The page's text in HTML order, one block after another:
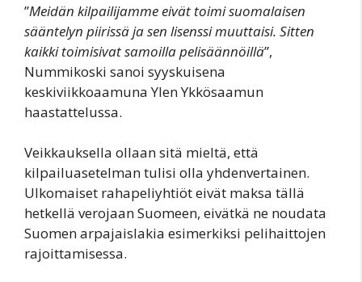
”Meidän kilpailijamme eivät toimi suomalaisen
sääntelyn piirissä ja sen lisenssi muuttaisi. Sitten
kaikki toimisivat samoilla pelisäännöillä”,
Nummikoski sanoi syyskuisena
keskiviikkoaamuna Ylen Ykkösaamun
haastattelussa.
Veikkauksella ollaan sitä mieltä, että
kilpailuasetelman tulisi olla yhdenvertainen.
Ulkomaiset rahapeliyhtiöt eivät maksa tällä
hetkellä verojaan Suomeen, eivätkä ne noudata
Suomen arpajaislakia esimerkiksi pelihaittojen
rajoittamisessa.